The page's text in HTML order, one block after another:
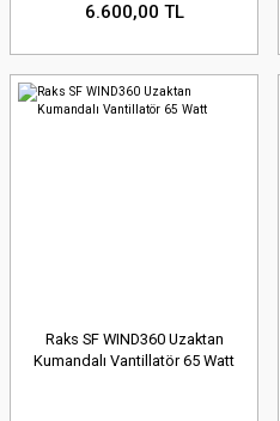
6.600,00 TL
Raks SF WIND360 Uzaktan
Kumandalı Vantillatör 65 Watt